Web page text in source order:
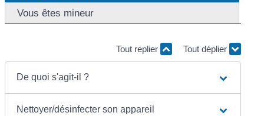
Vous êtes mineur
Tout replier Tout déplier
De quoi s'agit-il ?
Nettoyer/désinfecter son appareil